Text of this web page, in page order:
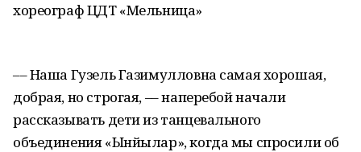
хореограф ЦДТ «Мельница»
–– Наша Гузель Газимулловна самая хорошая,
добрая, но строгая, –– наперебой начали
рассказывать дети из танцевального
объединения «Ынйылар», когда мы спросили об